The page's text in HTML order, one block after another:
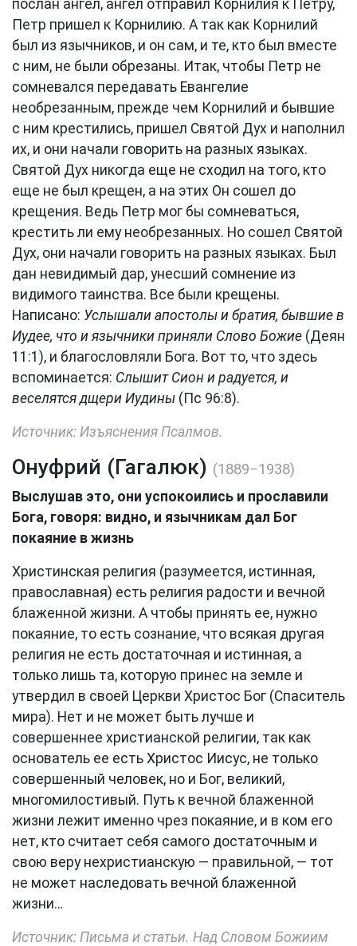
послан ангел, ангел отправил Корнилия к Петру,
Петр пришел к Корнилию. А так как Корнилий
был из язычников, и он сам, и те, кто был вместе
с ним, не были обрезаны. Итак, чтобы Петр не
сомневался передавать Евангелие
необрезанным, прежде чем Корнилий и бывшие
с ним крестились, пришел Святой Дух и наполнил
их, и они начали говорить на разных языках.
Святой Дух никогда еще не сходил на того, кто
еще не был крещен, а на этих Он сошел до
крещения. Ведь Петр мог бы сомневаться,
крестить ли ему необрезанных. Но сошел Святой
Дух, они начали говорить на разных языках. Был
дан невидимый дар, унесший сомнение из
видимого таинства. Все были крещены.
Написано: Услышали апостолы и братия, бывшие в
Иудее, что и язычники приняли Слово Божие (Деян
11:1), и благословляли Бога. Вот то, что здесь
вспоминается: Слышит Сион и радуется, и
веселятся дщери Иудины (Пс 96:8).
Источник: Изъяснения Псалмов.
Онуфрий (Гагалюк) (1889−1938)
Выслушав это, они успокоились и прославили
Бога, говоря: видно, и язычникам дал Бог
покаяние в жизнь
Христинская религия (разумеется, истинная,
православная) есть религия радости и вечной
блаженной жизни. А чтобы принять ее, нужно
покаяние, то есть сознание, что всякая другая
религия не есть достаточная и истинная, а
только лишь та, которую принес на земле и
утвердил в своей Церкви Христос Бог (Спаситель
мира). Нет и не может быть лучше и
совершеннее христианской религии, так как
основатель ее есть Христос Иисус, не только
совершенный человек, но и Бог, великий,
многомилостивый. Путь к вечной блаженной
жизни лежит именно чрез покаяние, и в ком его
нет, кто считает себя самого достаточным и
свою веру нехристианскую — правильной, — тот
не может наследовать вечной блаженной
жизни…
Источник: Письма и статьи. Над Словом Божиим